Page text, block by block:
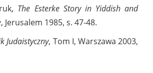
The Esterke Story in Yiddish and
, Jerusalem 1985, s. 47-48.
Judaistyczny, Tom I, Warszawa 2003,